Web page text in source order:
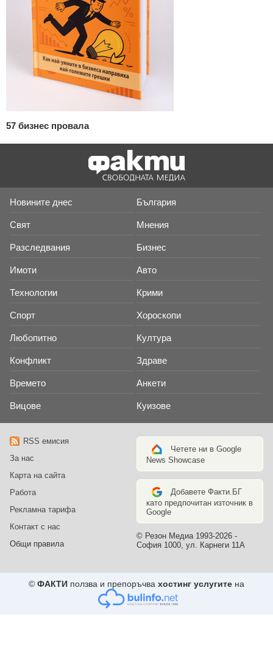
57 бизнес провала
Новините днес България
Свят Мнения
Разследвания Бизнес
Имоти Авто
Технологии Крими
Спорт Хороскопи
Любопитно Култура
Конфликт Здраве
Времето Анкети
Вицове Куизове
RSS емисия
За нас
Карта на сайта
Работа
Рекламна тарифа
Контакт с нас
Общи правила
Четете ни в Google
News Showcase
Добавете Факти.БГ
като предпочитан източник в
Google
© Резон Медиа 1993-2026 -
София 1000, ул. Карнеги 11А
© ФАКТИ ползва и препоръчва хостинг услугите на